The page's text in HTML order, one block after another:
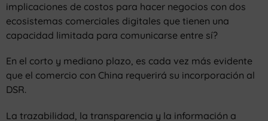
implicaciones de costos para hacer negocios con dos
ecosistemas comerciales digitales que tienen una
capacidad limitada para comunicarse entre sí?
En el corto y mediano plazo, es cada vez más evidente
que el comercio con China requerirá su incorporación al
DSR.
La trazabilidad, la transparencia y la información a